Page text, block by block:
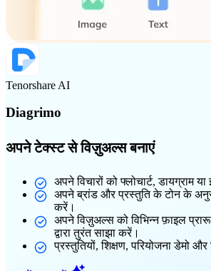
Tenorshare AI
Diagrimo
अपने टेक्स्ट से विज़ुअल्स बनाएं
अपने विचारों को फ्लोचार्ट, डायग्राम
अपने ब्रांड और प्रस्तुति के टोन के
करें।
अपने विज़ुअल्स को विभिन्न फ़ाइल
द्वारा तुरंत साझा करें।
प्रस्तुतियों, शिक्षण, परियोजना डेमो और